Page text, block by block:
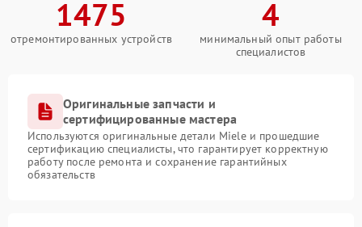
1475
отремонтированных устройств
4
минимальный опыт работы
специалистов
Оригинальные запчасти и
сертифицированные мастера
Используются оригинальные детали Miele и прошедшие
сертификацию специалисты, что гарантирует корректную
работу после ремонта и сохранение гарантийных
обязательств